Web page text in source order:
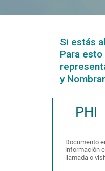
Si estás
Para
y
PHI
Documento
información
llamada o